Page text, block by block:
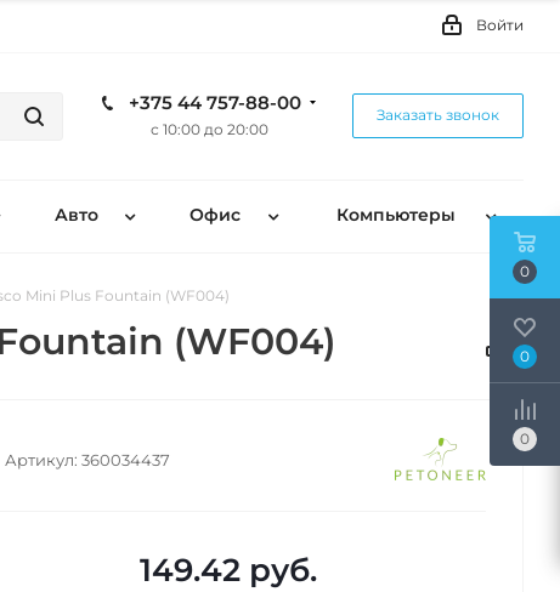
Войти
+375 44 757-88-00
с 10:00 до 20:00
Заказать звонок
Авто Офис Компьютеры
Mini Plus Fountain (WF004)
(WF004)
Артикул: 360034437
149.42 руб.
0
0
0